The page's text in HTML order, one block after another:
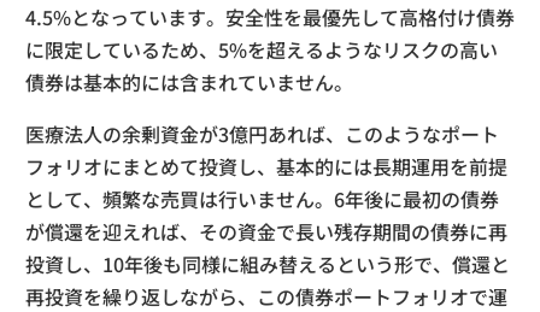
4.5%となっています。安全性を最優先して高格付け債券
に限定しているため、5%を超えるようなリスクの高い
債券は基本的には含まれていません。
医療法人の余剰資金が3億円あれば、このようなポート
フォリオにまとめて投資し、基本的には長期運用を前提
として、頻繁な売買は行いません。6年後に最初の債券
が償還を迎えれば、その資金で長い残存期間の債券に再
投資し、10年後も同様に組み替えるという形で、償還と
再投資を繰り返しながら、この債券ポートフォリオで運